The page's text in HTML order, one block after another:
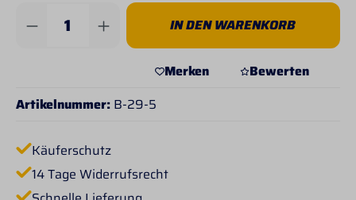
Produkt Anzahl: Gib den gewünschten
IN DEN WARENKORB
Merken
Bewerten
Artikelnummer: B-29-5
Käuferschutz
14 Tage Widerrufsrecht